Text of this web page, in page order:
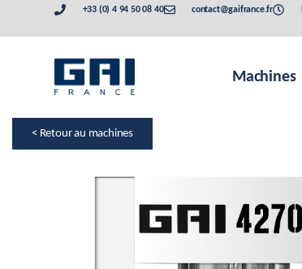
+33 (0) 4 94 50 08 40 contact@gaifrance.fr
Machines
< Retour au machines